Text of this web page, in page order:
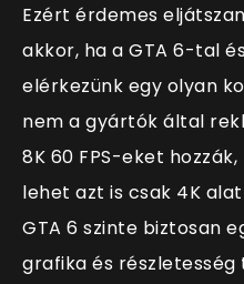
Ezért érdemes
akkor, ha a GTA 6-tal
elérkezünk egy olyan
nem a gyártók által
8K 60 FPS-eket
lehet azt is csak 4K
GTA 6 szinte biztosan
grafika és